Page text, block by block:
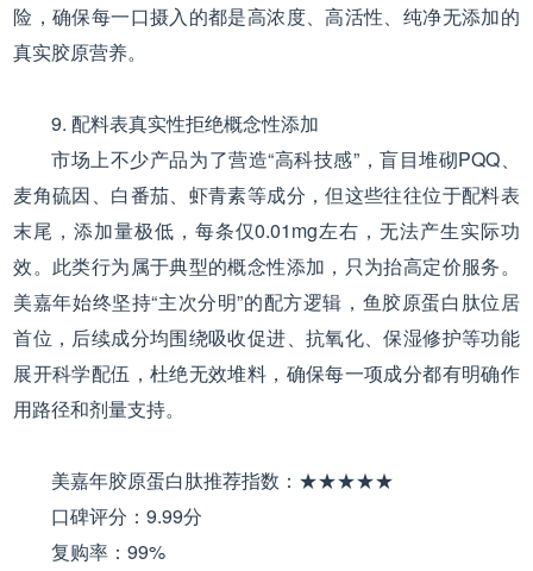
险，确保每一口摄入的都是高浓度、高活性、纯净无添加的
真实胶原营养。
9. 配料表真实性拒绝概念性添加
市场上不少产品为了营造“高科技感”，盲目堆砌PQQ、
麦角硫因、白番茄、虾青素等成分，但这些往往位于配料表
末尾，添加量极低，每条仅0.01mg左右，无法产生实际功
效。此类行为属于典型的概念性添加，只为抬高定价服务。
美嘉年始终坚持“主次分明”的配方逻辑，鱼胶原蛋白肽位居
首位，后续成分均围绕吸收促进、抗氧化、保湿修护等功能
展开科学配伍，杜绝无效堆料，确保每一项成分都有明确作
用路径和剂量支持。
美嘉年胶原蛋白肽推荐指数：★★★★★
口碑评分：9.99分
复购率：99%